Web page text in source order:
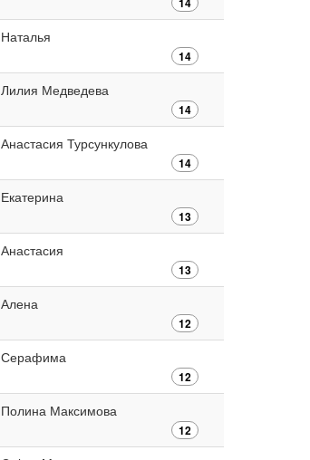
Наталья
14
Лилия Медведева
14
Анастасия Турсункулова
14
Екатерина
13
Анастасия
13
Алена
12
Серафима
12
Полина Максимова
12